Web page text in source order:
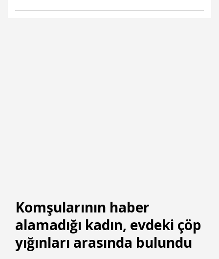
Komşularının haber
alamadığı kadın, evdeki çöp
yığınları arasında bulundu